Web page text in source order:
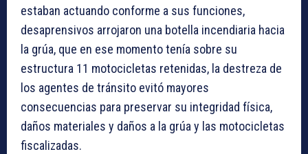
estaban actuando conforme a sus funciones,
desaprensivos arrojaron una botella incendiaria hacia
la grúa, que en ese momento tenía sobre su
estructura 11 motocicletas retenidas, la destreza de
los agentes de tránsito evitó mayores
consecuencias para preservar su integridad física,
daños materiales y daños a la grúa y las motocicletas
fiscalizadas.